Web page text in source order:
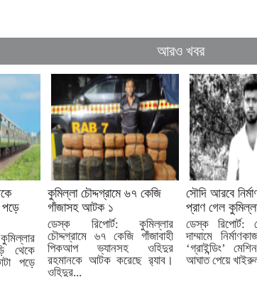
আরও খবর
পড়ে
থেকে
পড়ে
কুমিল্লা চৌদ্দগ্রামে ৬৭ কেজি
গাঁজাসহ আটক ১
ডেস্ক রিপোর্ট: কুমিল্লার
চৌদ্দগ্রামে ৬৭ কেজি গাঁজাবাহী
পিকআপ ভ্যানসহ ওহিদুর
রহমানকে আটক করেছে র‍্যাব।
ওহিদুর...
সৌদি আরবে
প্রাণ গেল
ডেস্ক রিপোর্ট:
দাম্মামে
‘গ্রাইন্ডিং’
আঘাত পেয়ে